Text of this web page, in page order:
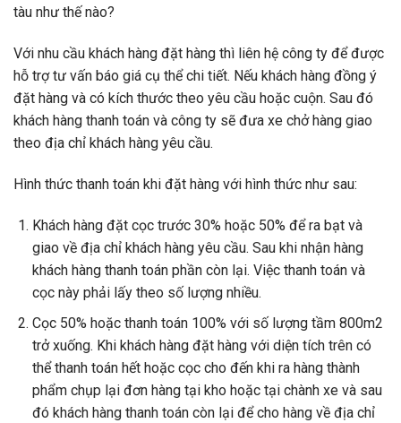
tàu như thế nào?
Với nhu cầu khách hàng đặt hàng thì liên hệ công ty để được
hỗ trợ tư vấn báo giá cụ thể chi tiết. Nếu khách hàng đồng ý
đặt hàng và có kích thước theo yêu cầu hoặc cuộn. Sau đó
khách hàng thanh toán và công ty sẽ đưa xe chở hàng giao
theo địa chỉ khách hàng yêu cầu.
Hình thức thanh toán khi đặt hàng với hình thức như sau:
Khách hàng đặt cọc trước 30% hoặc 50% để ra bạt và
giao về địa chỉ khách hàng yêu cầu. Sau khi nhận hàng
khách hàng thanh toán phần còn lại. Việc thanh toán và
cọc này phải lấy theo số lượng nhiều.
Cọc 50% hoặc thanh toán 100% với số lượng tầm 800m2
trở xuống. Khi khách hàng đặt hàng với diện tích trên có
thể thanh toán hết hoặc cọc cho đến khi ra hàng thành
phẩm chụp lại đơn hàng tại kho hoặc tại chành xe và sau
đó khách hàng thanh toán còn lại để cho hàng về địa chỉ